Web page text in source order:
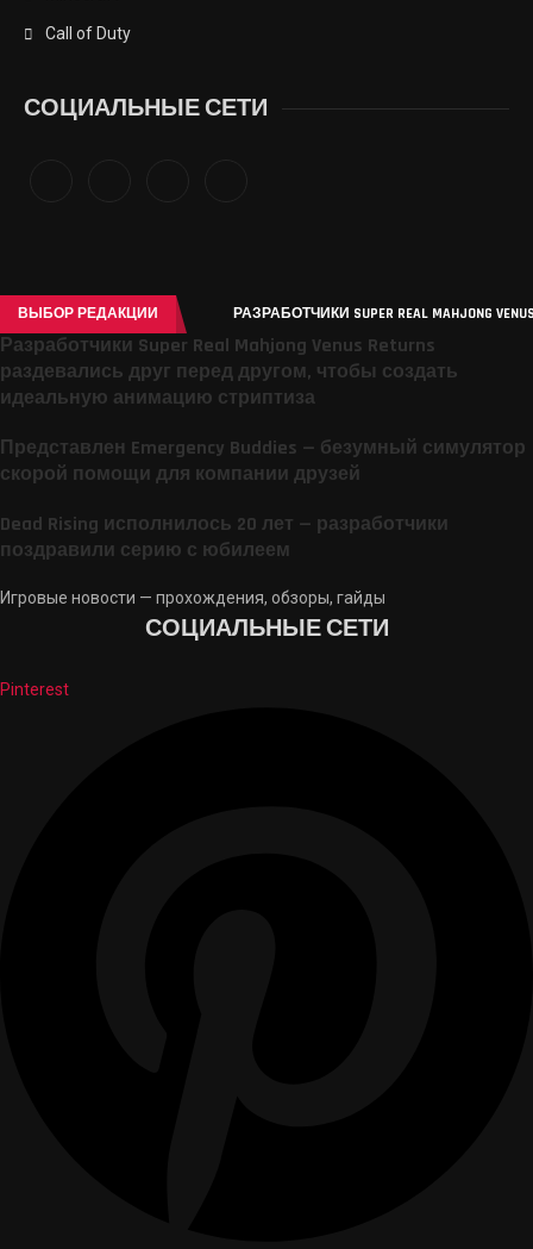
Call of Duty
СОЦИАЛЬНЫЕ СЕТИ
ВЫБОР РЕДАКЦИИ РАЗРАБОТЧИКИ SUPER REAL MAHJONG
Разработчики Super Real Mahjong Venus Returns
раздевались друг перед другом, чтобы создать
идеальную анимацию стриптиза
Представлен Emergency Buddies — безумный симулятор
скорой помощи для компании друзей
Dead Rising исполнилось 20 лет — разработчики
поздравили серию с юбилеем
Игровые новости — прохождения, обзоры, гайды
СОЦИАЛЬНЫЕ СЕТИ
Pinterest